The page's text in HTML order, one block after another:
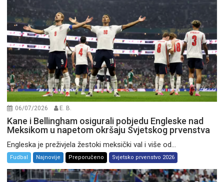
06/07/2026 E. B.
Kane i Bellingham osigurali pobjedu Engleske nad
Meksikom u napetom okršaju Svjetskog prvenstva
Engleska je preživjela žestoki meksički val i više od...
Fudbal Najnovije Preporučeno Svjetsko prvenstvo 2026